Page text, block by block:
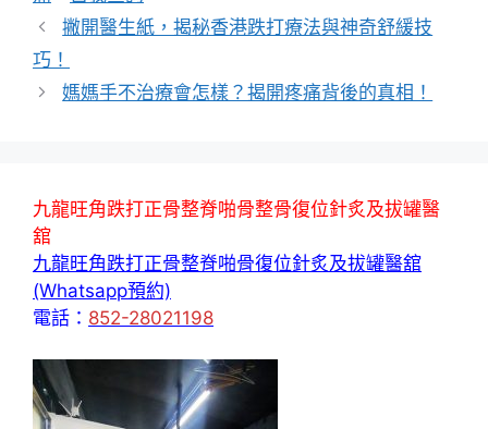
撇開醫生紙，揭秘香港跌打療法與神奇舒緩技
巧！
媽媽手不治療會怎樣？揭開疼痛背後的真相！
九龍旺角跌打正骨整脊啪骨整骨復位針炙及拔罐醫
舘
九龍旺角跌打正骨整脊啪骨復位針炙及拔罐醫舘
(Whatsapp預約)
電話： 852-28021198